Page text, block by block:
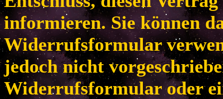
informieren. Sie können
Widerrufsformular
jedoch nicht
Widerrufsformular oder